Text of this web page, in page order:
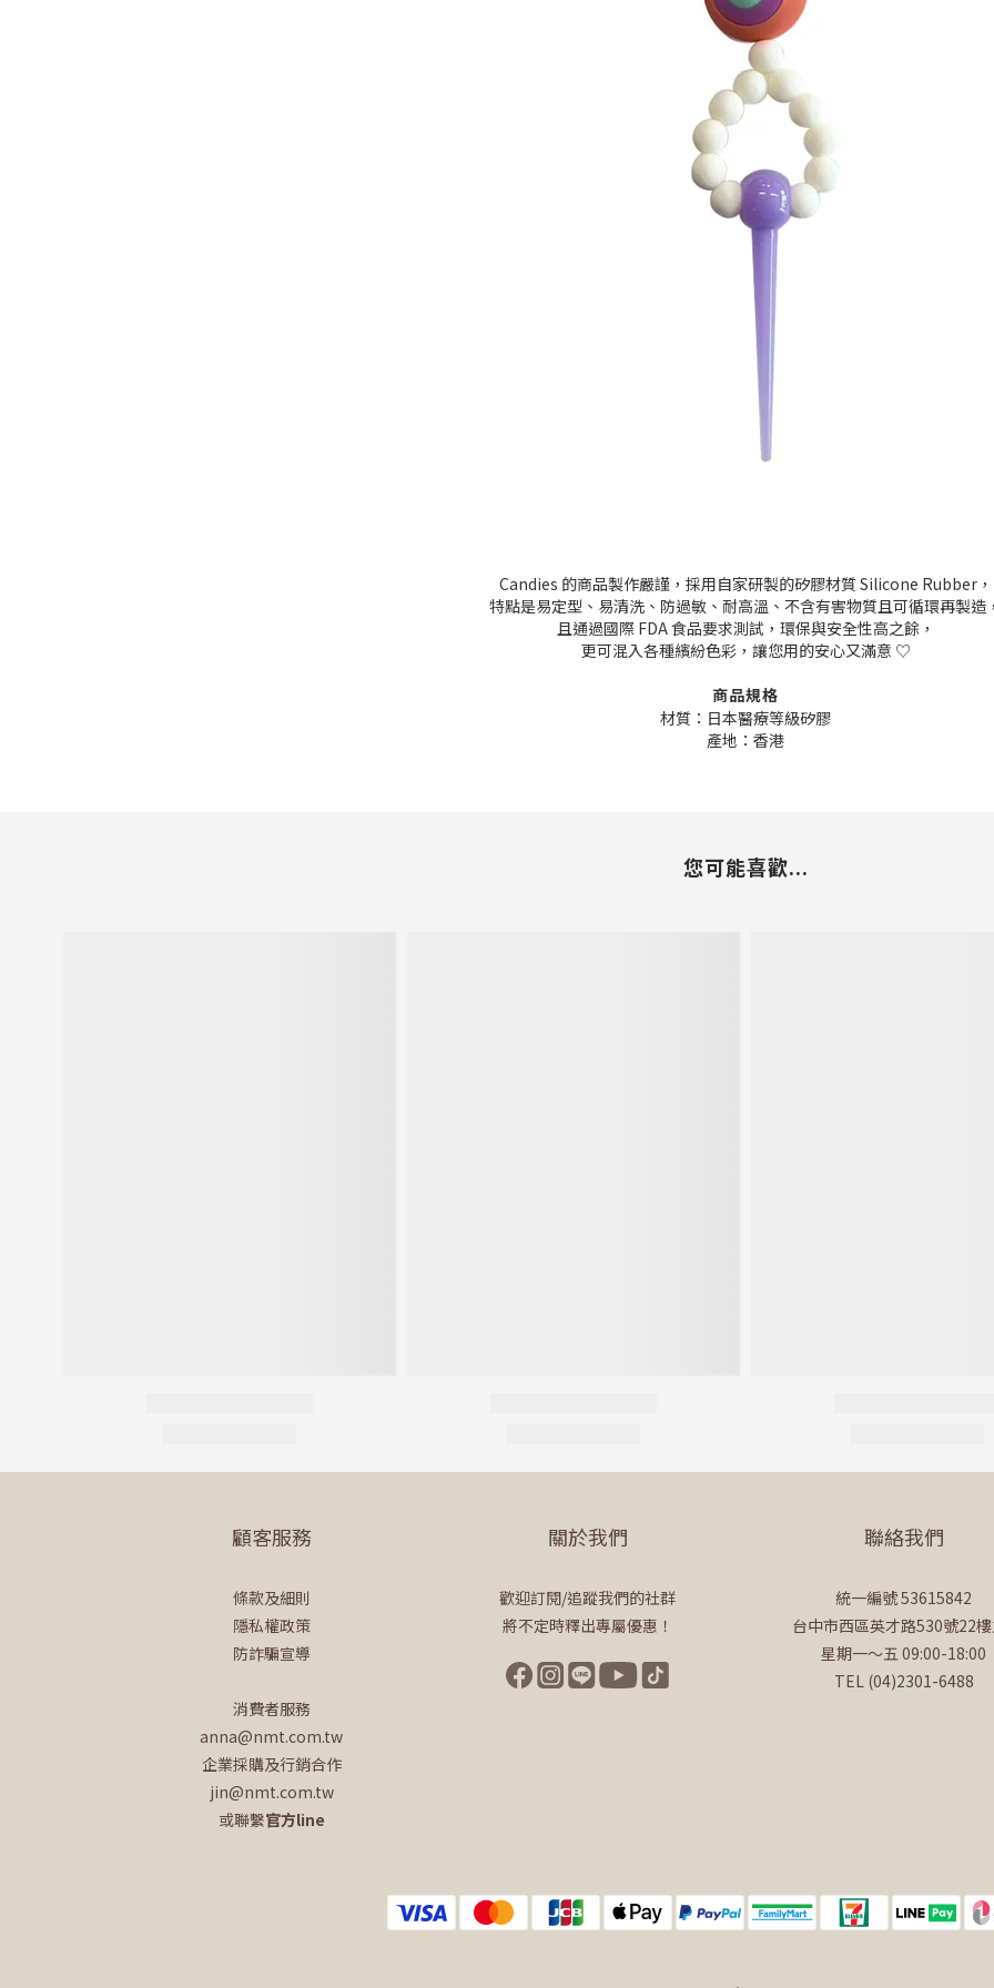
Candies 的商品製作嚴謹，採用自家研製的矽膠材質 Silicone Rubber，
特點是易定型、易清洗、防過敏、耐高溫、不含有害物質且可循環再製造
且通過國際 FDA 食品要求測試，環保與安全性高之餘，
更可混入各種繽紛色彩，讓您用的安心又滿意 ♡
商品規格
材質：日本醫療等級矽膠
產地：香港
您可能喜歡...
顧客服務
條款及細則
隱私權政策
防詐騙宣導
消費者服務
anna@nmt.com.tw
企業採購及行銷合作
jin@nmt.com.tw
或聯繫官方line
關於我們
歡迎訂閱/追蹤我們的社群
將不定時釋出專屬優惠！
聯絡我們
統一編號 53615842
台中市西區英才路530號22
星期一～五 09:00-18:00
TEL (04)2301-6488